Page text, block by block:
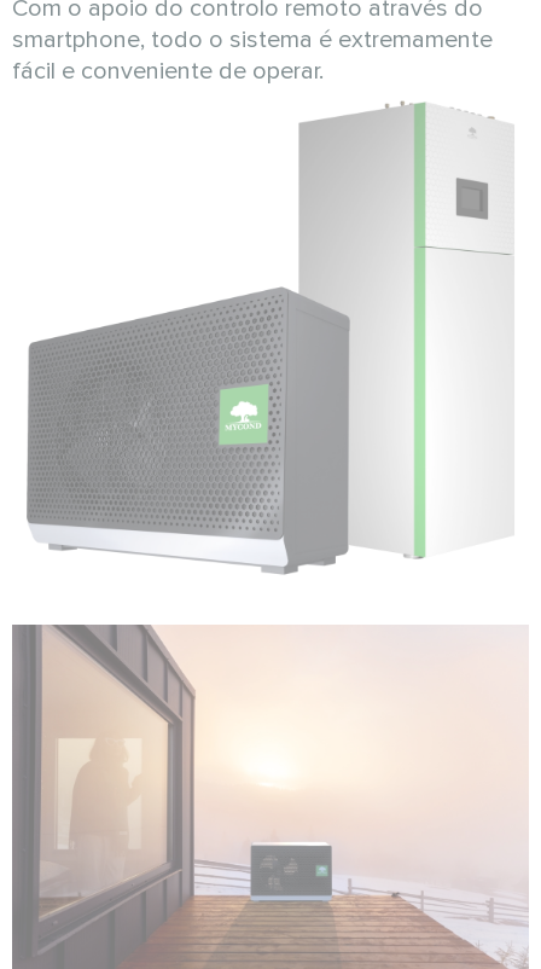
Com o apoio do controlo remoto através do
smartphone, todo o sistema é extremamente
fácil e conveniente de operar.